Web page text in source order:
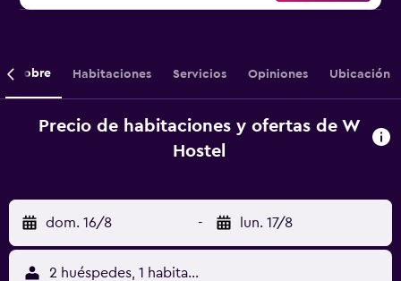
Sobre Habitaciones Servicios Opiniones Ubicación
Precio de habitaciones y ofertas de W
Hostel
dom. 16/8 - lun. 17/8
2 huéspedes, 1 habitación